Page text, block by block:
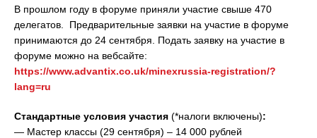
В прошлом году в форуме приняли участие свыше 470
делегатов. Предварительные заявки на участие в форуме
принимаются до 24 сентября. Подать заявку на участие в
форуме можно на вебсайте:
https://www.advantix.co.uk/minexrussia-registration/?
lang=ru
Стандартные условия участия (*налоги включены):
— Мастер классы (29 сентября) – 14 000 рублей